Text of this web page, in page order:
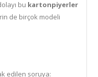
bu kartonpiyerler
de birçok modeli
edilen soruya: